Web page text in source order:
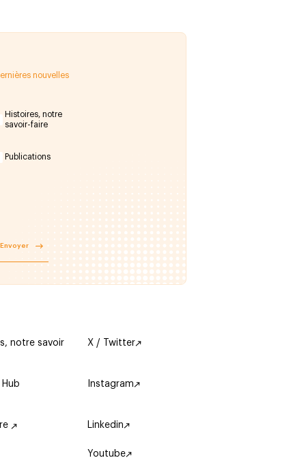
nouvelles
Histoires, notre
savoir-faire
Publications
Envoyer
notre savoir X / Twitter
Instagram
Linkedin
Youtube